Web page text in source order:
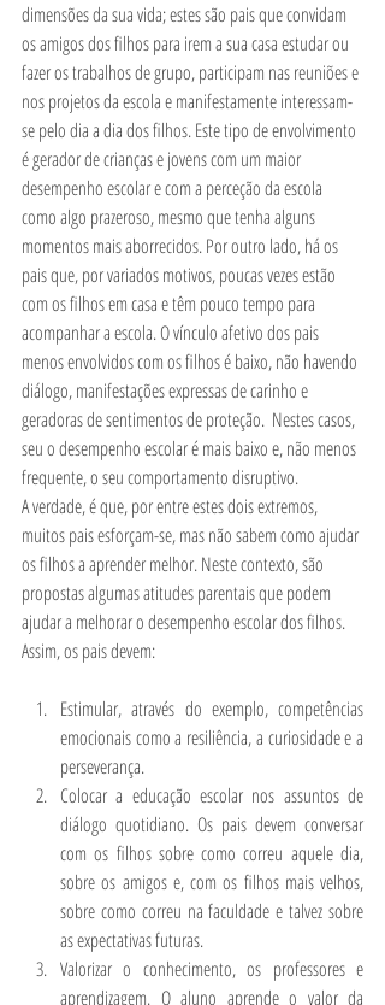
dimensões da sua vida; estes são pais que convidam
os amigos dos filhos para irem a sua casa estudar ou
fazer os trabalhos de grupo, participam nas reuniões e
nos projetos da escola e manifestamente interessam-
se pelo dia a dia dos filhos. Este tipo de envolvimento
é gerador de crianças e jovens com um maior
desempenho escolar e com a perceção da escola
como algo prazeroso, mesmo que tenha alguns
momentos mais aborrecidos. Por outro lado, há os
pais que, por variados motivos, poucas vezes estão
com os filhos em casa e têm pouco tempo para
acompanhar a escola. O vínculo afetivo dos pais
menos envolvidos com os filhos é baixo, não havendo
diálogo, manifestações expressas de carinho e
geradoras de sentimentos de proteção.  Nestes casos,
seu o desempenho escolar é mais baixo e, não menos
frequente, o seu comportamento disruptivo.
A verdade, é que, por entre estes dois extremos,
muitos pais esforçam-se, mas não sabem como ajudar
os filhos a aprender melhor. Neste contexto, são
propostas algumas atitudes parentais que podem
ajudar a melhorar o desempenho escolar dos filhos.
Assim, os pais devem:
Estimular, através do exemplo, competências
emocionais como a resiliência, a curiosidade e a
perseverança.
Colocar a educação escolar nos assuntos de
diálogo quotidiano. Os pais devem conversar
com os filhos sobre como correu aquele dia,
sobre os amigos e, com os filhos mais velhos,
sobre como correu na faculdade e talvez sobre
as expectativas futuras.
Valorizar o conhecimento, os professores e
aprendizagem. O aluno aprende o valor da